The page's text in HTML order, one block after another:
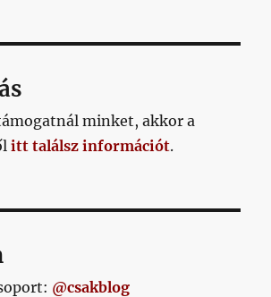
minket, akkor a
itt találsz információt.
@csakblog